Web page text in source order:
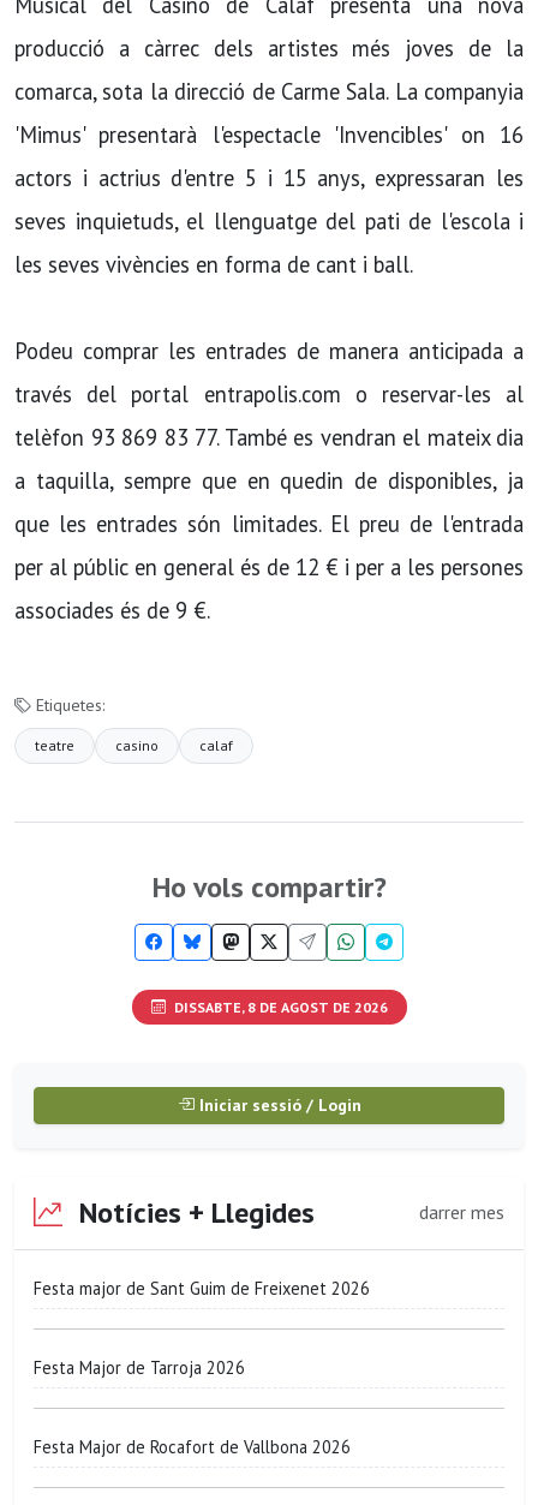
producció a càrrec dels artistes més joves de la
comarca, sota la direcció de Carme Sala. La companyia
'Mimus' presentarà l'espectacle 'Invencibles' on 16
actors i actrius d'entre 5 i 15 anys, expressaran les
seves inquietuds, el llenguatge del pati de l'escola i
les seves vivències en forma de cant i ball.
Podeu comprar les entrades de manera anticipada a
través del portal entrapolis.com o reservar-les al
telèfon 93 869 83 77. També es vendran el mateix dia
a taquilla, sempre que en quedin de disponibles, ja
que les entrades són limitades. El preu de l'entrada
per al públic en general és de 12 € i per a les persones
associades és de 9 €.
Etiquetes:
teatre casino calaf
Ho vols compartir?
DISSABTE, 8 DE AGOST DE 2026
Iniciar sessió / Login
Notícies + Llegides darrer mes
Festa major de Sant Guim de Freixenet 2026
Festa Major de Tarroja 2026
Festa Major de Rocafort de Vallbona 2026